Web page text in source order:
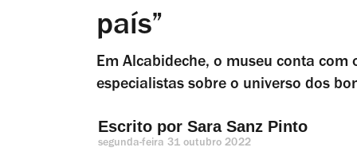
país”
Em Alcabideche, o museu conta com
especialistas sobre o universo dos
Escrito por Sara Sanz Pinto
segunda-feira 31 outubro 2022